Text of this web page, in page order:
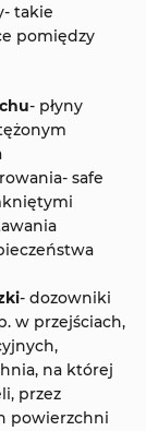
takie
pomiędzy
- płyny
safe
- dozowniki
w przejściach,
na której
przez
powierzchni